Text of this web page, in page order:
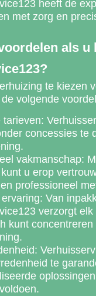
heeft de
met zorg en
als u
te kiezen
volgende
tarieven:
concessies te
vakmanschap:
u erop
professioneel
Van
verzorgt
kunt
te